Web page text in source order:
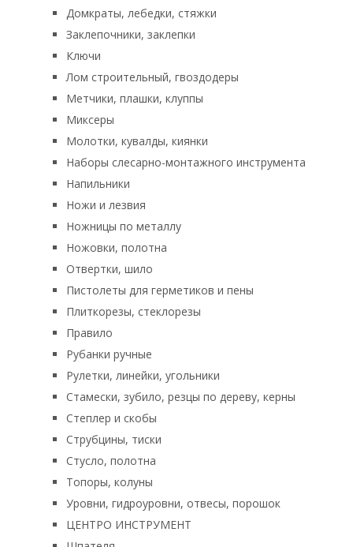
Домкраты, лебедки, стяжки
Заклепочники, заклепки
Ключи
Лом строительный, гвоздодеры
Метчики, плашки, клуппы
Миксеры
Молотки, кувалды, киянки
Наборы слесарно-монтажного инструмента
Напильники
Ножи и лезвия
Ножницы по металлу
Ножовки, полотна
Отвертки, шило
Пистолеты для герметиков и пены
Плиткорезы, стеклорезы
Правило
Рубанки ручные
Рулетки, линейки, угольники
Стамески, зубило, резцы по дереву, керны
Степлер и скобы
Струбцины, тиски
Стусло, полотна
Топоры, колуны
Уровни, гидроуровни, отвесы, порошок
ЦЕНТРО ИНСТРУМЕНТ